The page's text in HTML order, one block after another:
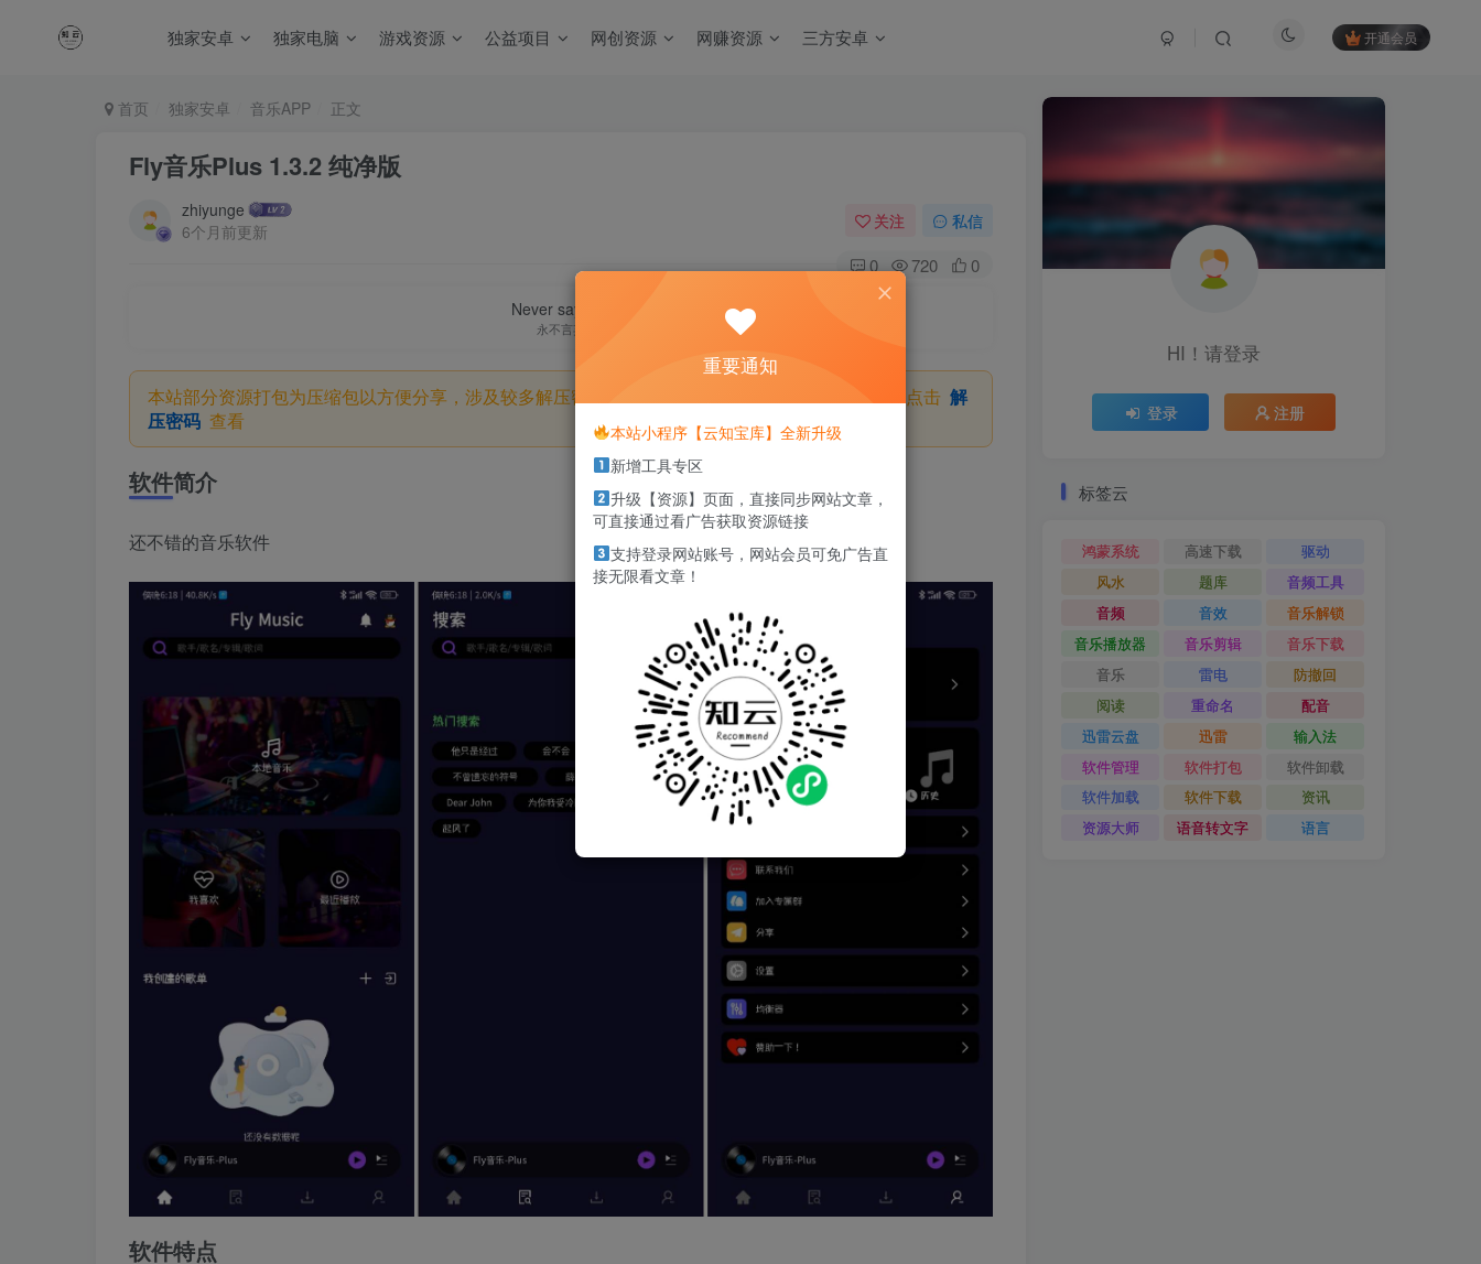
独家安卓 独家电脑 游戏资源 公益项目 网创资源 网赚资源 三方安卓 开通会员
首页 独家安卓 音乐APP 正文
Fly音乐Plus 1.3.2 纯净版
zhiyunge
6个月前更新
关注 私信
0 720 0
Never say die.
永不言弃
本站部分资源打包为压缩包以方便分享，涉及较多解压密码，如果你下载的资源需要解压密码，请点击 解
压密码 查看
软件简介
还不错的音乐软件
软件特点
HI！请登录
登录 注册
标签云
鸿蒙系统 高速下载
驱动
风水
题库
音频工具
音频
音效
音乐解锁
音乐播放器
音乐剪辑
音乐下载
音乐
雷电
防撤回
阅读
重命名
配音
迅雷云盘
迅雷
输入法
软件管理
软件打包
软件卸载
软件加载
软件下载
资讯
资源大师
语音转文字 语言
重要通知
本站小程序【云知宝库】全新升级
新增工具专区
升级【资源】页面，直接同步网站文章，
可直接通过看广告获取资源链接
支持登录网站账号，网站会员可免广告直
接无限看文章！